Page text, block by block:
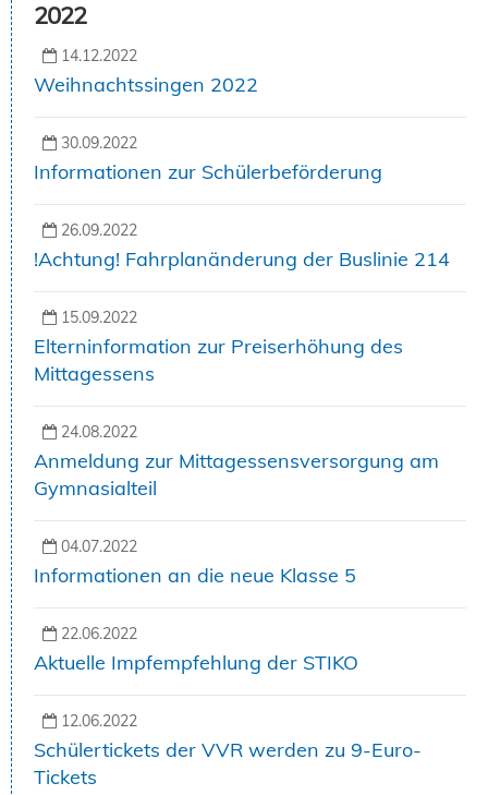
2022
14.12.2022
Weihnachtssingen 2022
30.09.2022
Informationen zur Schülerbeförderung
26.09.2022
!Achtung! Fahrplanänderung der Buslinie 214
15.09.2022
Elterninformation zur Preiserhöhung des
Mittagessens
24.08.2022
Anmeldung zur Mittagessensversorgung am
Gymnasialteil
04.07.2022
Informationen an die neue Klasse 5
22.06.2022
Aktuelle Impfempfehlung der STIKO
12.06.2022
Schülertickets der VVR werden zu 9-Euro-
Tickets